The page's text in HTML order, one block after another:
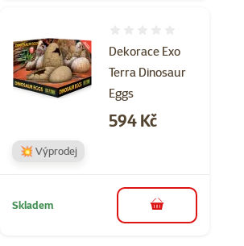
Dekorace Exo
Terra Dinosaur
Eggs
Cena
594 Kč
💥 Výprodej
Skladem do košíku